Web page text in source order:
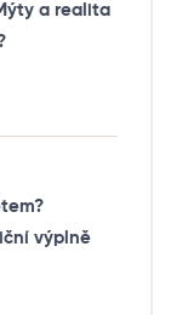
a realita
výplně